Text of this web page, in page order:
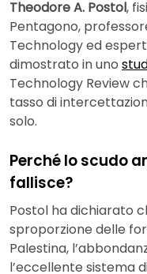
Theodore A. Postol,
Pentagono,
Technology ed
dimostrato in uno
Technology Review
tasso di
solo.
Perché lo scudo
fallisce?
Postol ha dichiarato
sproporzione delle
Palestina,
l’eccellente sistema